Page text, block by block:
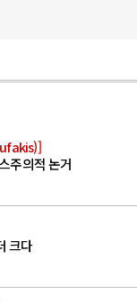
주의적 논거
크다